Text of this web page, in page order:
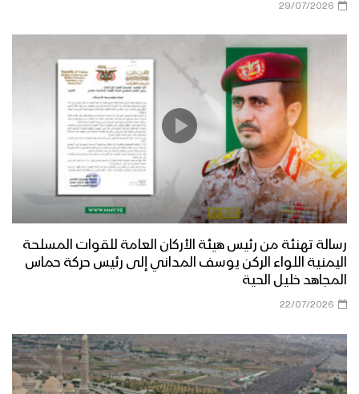
29/07/2026
رسالة تهنئة من رئيس هيئة الأركان العامة للقوات المسلحة
اليمنية اللواء الركن يوسف المداني إلى رئيس حركة حماس
المجاهد خليل الحية
22/07/2026